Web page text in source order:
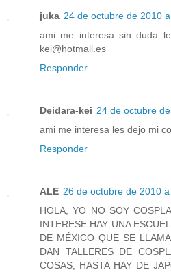
juka 24 de octubre de 2010
ami me interesa sin duda
kei@hotmail.es
Responder
Deidara-kei 24 de octubre
ami me interesa les dejo mi
Responder
ALE 26 de octubre de 2010
HOLA, YO NO SOY
INTERESE HAY UNA
DE MÉXICO QUE SE
DAN TALLERES DE
COSAS, HASTA HAY DE